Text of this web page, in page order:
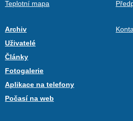
Teplotní mapa
Archiv
Uživatelé
Články
Fotogalerie
Aplikace na telefony
Počasí na web